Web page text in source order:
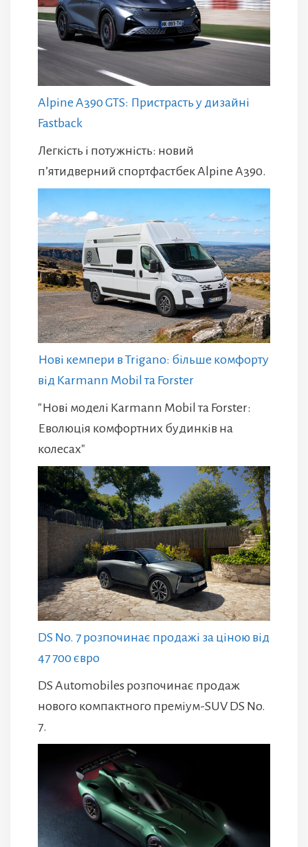
Alpine A390 GTS: Пристрасть у дизайні
Fastback
Легкість і потужність: новий
п’ятидверний спортфастбек Alpine A390.
Нові кемпери в Trigano: більше комфорту
від Karmann Mobil та Forster
"Нові моделі Karmann Mobil та Forster:
Еволюція комфортних будинків на
колесах"
DS No. 7 розпочинає продажі за ціною від
47 700 євро
DS Automobiles розпочинає продаж
нового компактного преміум-SUV DS No.
7.